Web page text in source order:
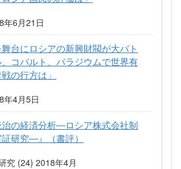
年6月21日
舞台にロシアの新興財閥が大バト
コバルト、パラジウムで世界有
の行方は」
年4月5日
治の経済分析―ロシア株式会社制
研究―』（書評）
究 (24) 2018年4月